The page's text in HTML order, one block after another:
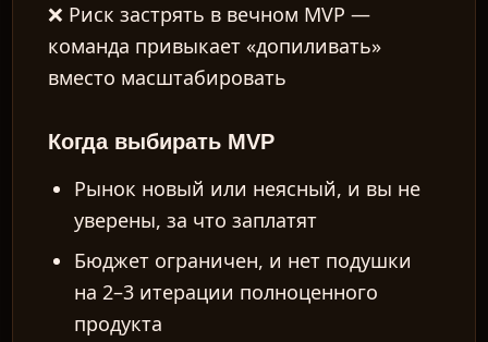
❌ Риск застрять в вечном MVP —
команда привыкает «допиливать»
вместо масштабировать
Когда выбирать MVP
Рынок новый или неясный, и вы не
уверены, за что заплатят
Бюджет ограничен, и нет подушки
на 2–3 итерации полноценного
продукта